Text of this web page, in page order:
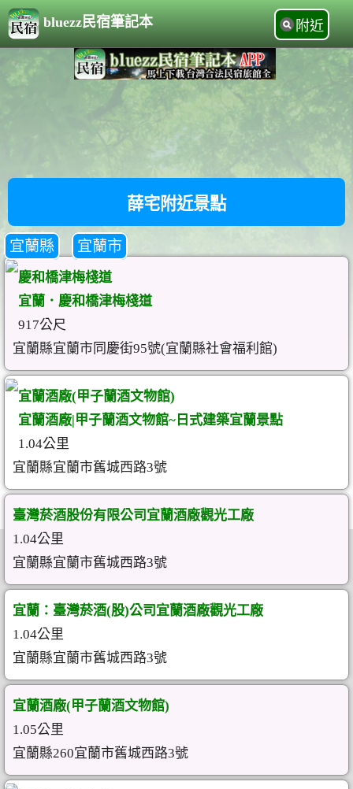
bluezz民宿筆記本 附近
薛宅附近景點
宜蘭縣 宜蘭市
慶和橋津梅棧道
宜蘭．慶和橋津梅棧道
917公尺
宜蘭縣宜蘭市同慶街95號(宜蘭縣社會福利館)
宜蘭酒廠(甲子蘭酒文物館)
宜蘭酒廠|甲子蘭酒文物館~日式建築宜蘭景點
1.04公里
宜蘭縣宜蘭市舊城西路3號
臺灣菸酒股份有限公司宜蘭酒廠觀光工廠
1.04公里
宜蘭縣宜蘭市舊城西路3號
宜蘭：臺灣菸酒(股)公司宜蘭酒廠觀光工廠
1.04公里
宜蘭縣宜蘭市舊城西路3號
宜蘭酒廠(甲子蘭酒文物館)
1.05公里
宜蘭縣260宜蘭市舊城西路3號